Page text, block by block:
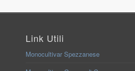
Link Utili
Monocultivar Spezzanese